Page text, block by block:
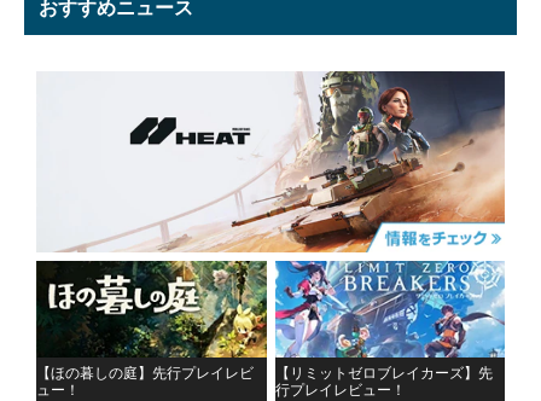
おすすめニュース
【ほの暮しの庭】先行プレイレビ
ュー！
【リミットゼロブレイカーズ】先
行プレイレビュー！